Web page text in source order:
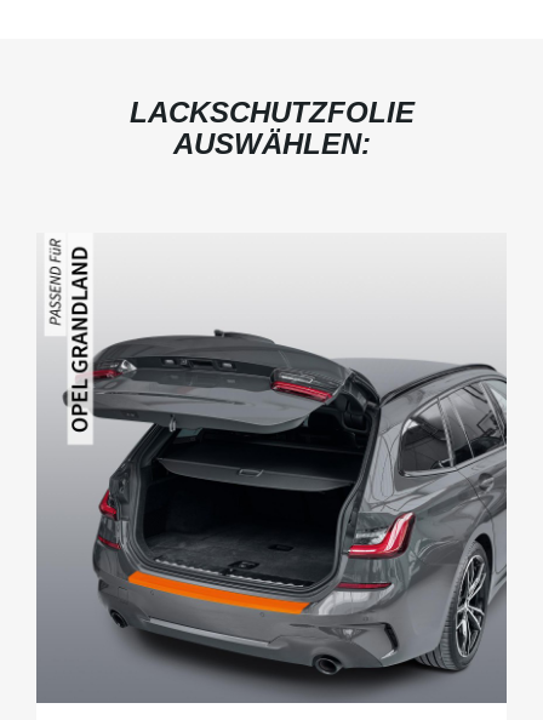
LACKSCHUTZFOLIE
AUSWÄHLEN: